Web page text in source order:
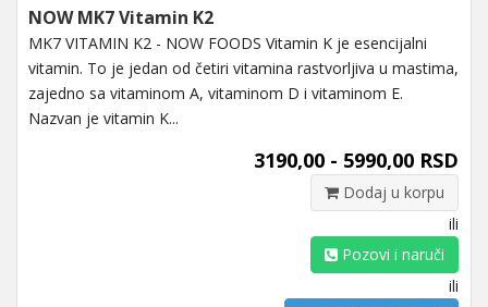
NOW MK7 Vitamin K2
MK7 VITAMIN K2 - NOW FOODS Vitamin K je esencijalni
vitamin. To je jedan od četiri vitamina rastvorljiva u mastima,
zajedno sa vitaminom A, vitaminom D i vitaminom E.
Nazvan je vitamin K...
3190,00 - 5990,00 RSD
Dodaj u korpu
ili
Pozovi i naruči
ili